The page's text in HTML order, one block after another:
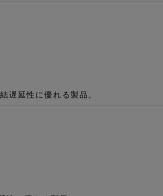
遅延性に優れる製品。